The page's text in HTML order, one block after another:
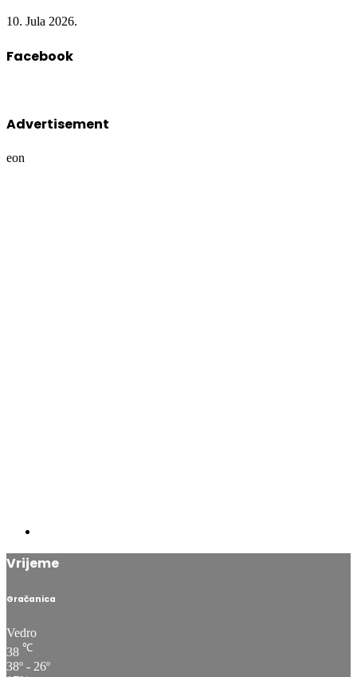
10. Jula 2026.
Facebook
Advertisement
eon
Vrijeme
Gračanica
Vedro
38 ℃
38º - 26º